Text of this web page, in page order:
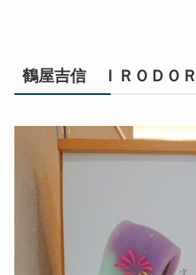
鶴屋吉信 ＩＲＯＤＯ